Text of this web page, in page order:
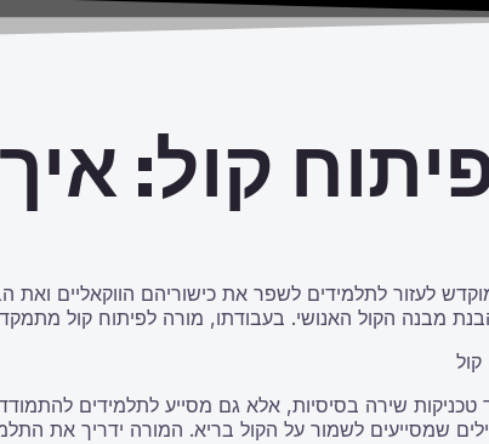
קול:
לעזור לתלמידים לשפר את כישוריהם הווקאליים ואת
מבנה הקול האנושי. בעבודתו, מורה לפיתוח קול
שירה בסיסיות, אלא גם מסייע לתלמידים
שמסייעים לשמור על הקול בריא. המורה ידריך את